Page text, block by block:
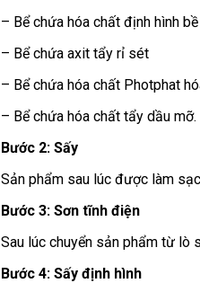
– Bể chứa hóa chất định hình
– Bể chứa axit tẩy rỉ sét
– Bể chứa hóa chất Photphat
– Bể chứa hóa chất tẩy dầu mỡ.
Bước 2: Sấy
Sản phẩm sau lúc được làm
Bước 3: Sơn tĩnh điện
Sau lúc chuyển sản phẩm từ lò
Bước 4: Sấy định hình